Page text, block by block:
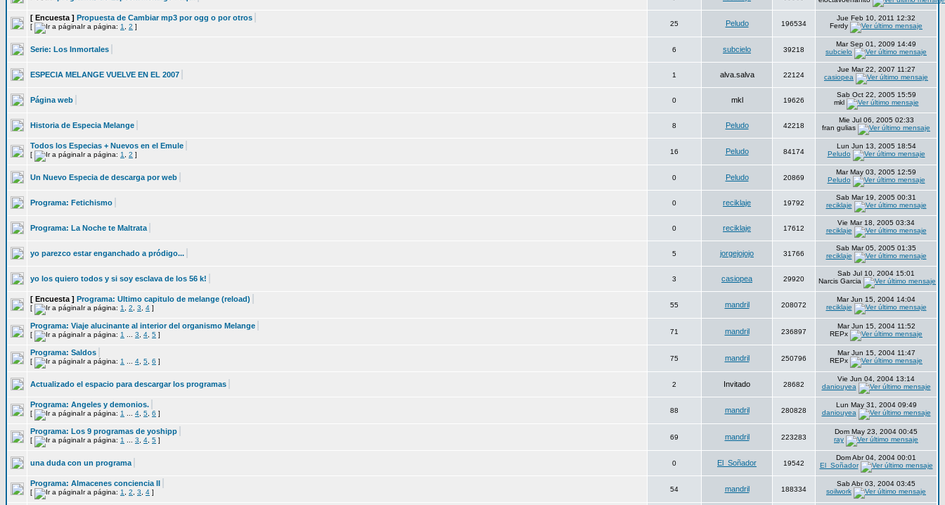
[ Encuesta ] Propuesta de Cambiar mp3 por ogg o por otros
[ Ir a página: 1 2 ] 25 Peludo 196534
Jue Feb 10, 2011 12:32
Ferdy
Serie: Los Inmortales 6 subcielo 39218
Mar Sep 01, 2009 14:49
subcielo
ESPECIA MELANGE VUELVE EN EL 2007 1 alva.salva 22124
Jue Mar 22, 2007 11:27
casiopea
Página web 0 mkl 19626
Sab Oct 22, 2005 15:59
mkl
Historia de Especia Melange 8 Peludo 42218
Mie Jul 06, 2005 02:33
fran gulias
Todos los Especias + Nuevos en el Emule
[ Ir a página: 1 2 ] 16 Peludo 84174
Lun Jun 13, 2005 18:54
Peludo
Un Nuevo Especia de descarga por web 0 Peludo 20869
Mar May 03, 2005 12:59
Peludo
Programa: Fetichismo 0 reciklaje 19792
Sab Mar 19, 2005 00:31
reciklaje
Programa: La Noche te Maltrata 0 reciklaje 17612
Vie Mar 18, 2005 03:34
reciklaje
yo parezco estar enganchado a pródigo... 5 jorgejojojo 31766
Sab Mar 05, 2005 01:35
reciklaje
yo los quiero todos y si soy esclava de los 56 k! 3 casiopea 29920
Sab Jul 10, 2004 15:01
Narcis Garcia
[ Encuesta ] Programa: Ultimo capitulo de melange (reload)
[ Ir a página: 1 2 3 4 ] 55 mandril 208072
Mar Jun 15, 2004 14:04
reciklaje
Programa: Viaje alucinante al interior del organismo Melange
[ Ir a página: 1 3 4 5 ] 71 mandril 236897
Mar Jun 15, 2004 11:52
REPx
Programa: Saldos
[ Ir a página: 1 4 5 6 ] 75 mandril 250796
Mar Jun 15, 2004 11:47
REPx
Actualizado el espacio para descargar los programas 2 Invitado 28682
Vie Jun 04, 2004 13:14
daniouyea
Programa: Angeles y demonios.
[ Ir a página: 1 4 5 6 ] 88 mandril 280828
Lun May 31, 2004 09:49
daniouyea
Programa: Los 9 programas de yoshipp
[ Ir a página: 1 3 4 5 ] 69 mandril 223283
Dom May 23, 2004 00:45
ray
una duda con un programa 0 El_Soñador 19542
Dom Abr 04, 2004 00:01
El_Soñador
Programa: Almacenes conciencia II
[ Ir a página: 1 2 3 4 ] 54 mandril 188334
Sab Abr 03, 2004 03:45
soilwork